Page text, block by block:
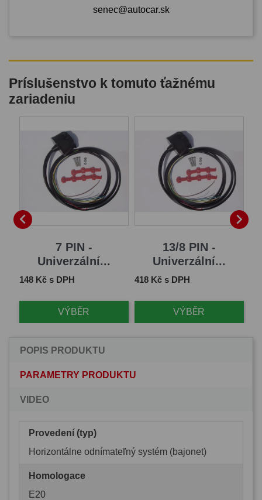
senec@autocar.sk
Príslušenstvo k tomuto ťažnému
zariadeniu

7 PIN -
Univerzální...
Cena
148 Kč s DPH
VÝBĚR
13/8 PIN -
Univerzální...
Cena
418 Kč s DPH
VÝBĚR

POPIS PRODUKTU
PARAMETRY PRODUKTU
VIDEO
Provedení (typ)
Horizontálne odnímateľný systém (bajonet)
Homologace
E20